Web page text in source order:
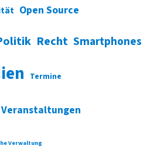
Open Source
Recht Smartphones
Termine
Veranstaltungen
Verwaltung